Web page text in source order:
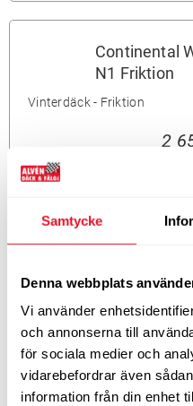
Samtycke
Denna webbplats
Vi använder
och annonserna till
för sociala medier och
vidarebefordrar även
information från din enhet
Continental
N1 Friktion
Vinterdäck - Friktion
2
KUMHO 275/
2